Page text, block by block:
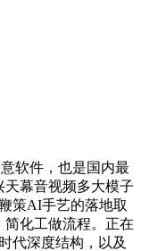
软件，也是国内最
幕音视频多大模子
策AI手艺的落地取
化工做流程。正在
代深度结构，以及